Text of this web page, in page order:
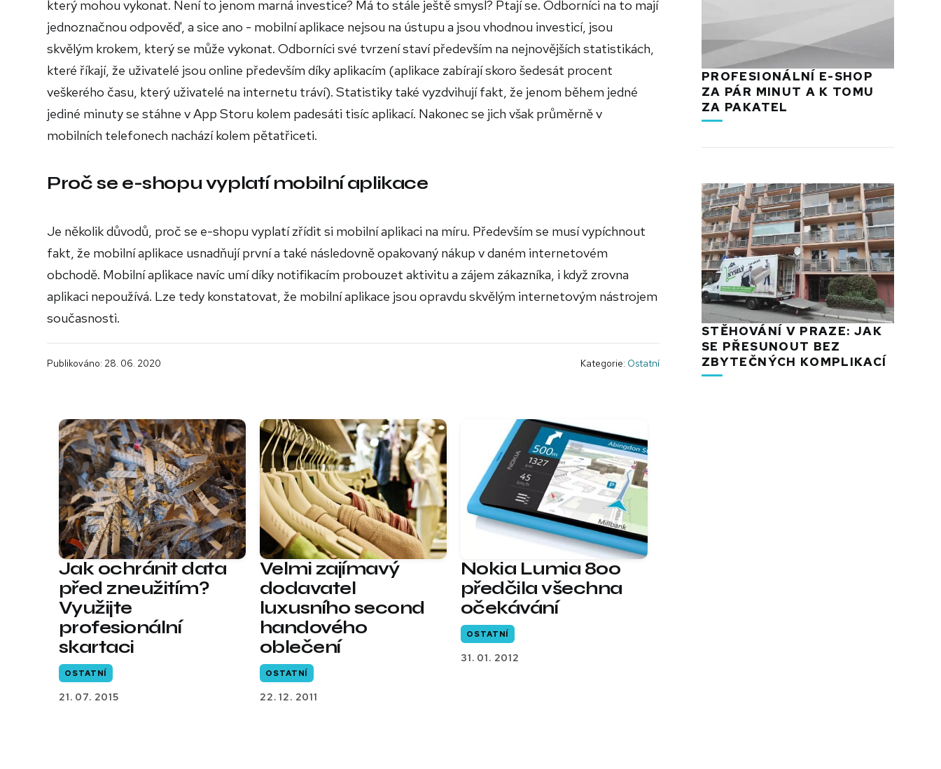
který mohou vykonat. Není to jenom marná investice? Má to stále ještě smysl? Ptají se. Odborníci na to mají
jednoznačnou odpověď, a sice ano - mobilní aplikace nejsou na ústupu a jsou vhodnou investicí, jsou
skvělým krokem, který se může vykonat. Odborníci své tvrzení staví především na nejnovějších statistikách,
které říkají, že uživatelé jsou online především díky aplikacím (aplikace zabírají skoro šedesát procent
veškerého času, který uživatelé na internetu tráví). Statistiky také vyzdvihují fakt, že jenom během jedné
jediné minuty se stáhne v App Storu kolem padesáti tisíc aplikací. Nakonec se jich však průměrně v
mobilních telefonech nachází kolem pětatřiceti.
Proč se e-shopu vyplatí mobilní aplikace
Je několik důvodů, proč se e-shopu vyplatí zřídit si mobilní aplikaci na míru. Především se musí vypíchnout
fakt, že mobilní aplikace usnadňují první a také následovně opakovaný nákup v daném internetovém
obchodě. Mobilní aplikace navíc umí díky notifikacím probouzet aktivitu a zájem zákazníka, i když zrovna
aplikaci nepoužívá. Lze tedy konstatovat, že mobilní aplikace jsou opravdu skvělým internetovým nástrojem
současnosti.
Publikováno: 28. 06. 2020 Kategorie: Ostatní
Jak ochránit data
před zneužitím?
Využijte
profesionální
skartaci
OSTATNÍ
21. 07. 2015
Velmi zajímavý
dodavatel
luxusního second
handového
oblečení
OSTATNÍ
22. 12. 2011
Nokia Lumia 800
předčila všechna
očekávání
OSTATNÍ
31. 01. 2012
PROFESIONÁLNÍ E-SHOP
ZA PÁR MINUT A K TOMU
ZA PAKATEL
STĚHOVÁNÍ V PRAZE: JAK
SE PŘESUNOUT BEZ
ZBYTEČNÝCH KOMPLIKACÍ